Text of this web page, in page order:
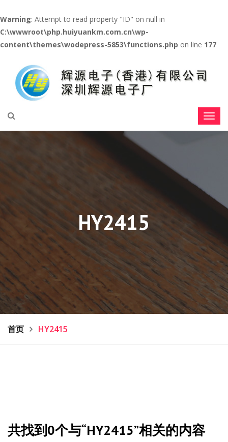
Warning: Attempt to read property "ID" on null in
C:\wwwroot\php.huiyuankm.com.cn\wp-
content\themes\wodepress-5853\functions.php on line 177
HY2415
首页 HY2415
共找到0个与“HY2415”相关的内容